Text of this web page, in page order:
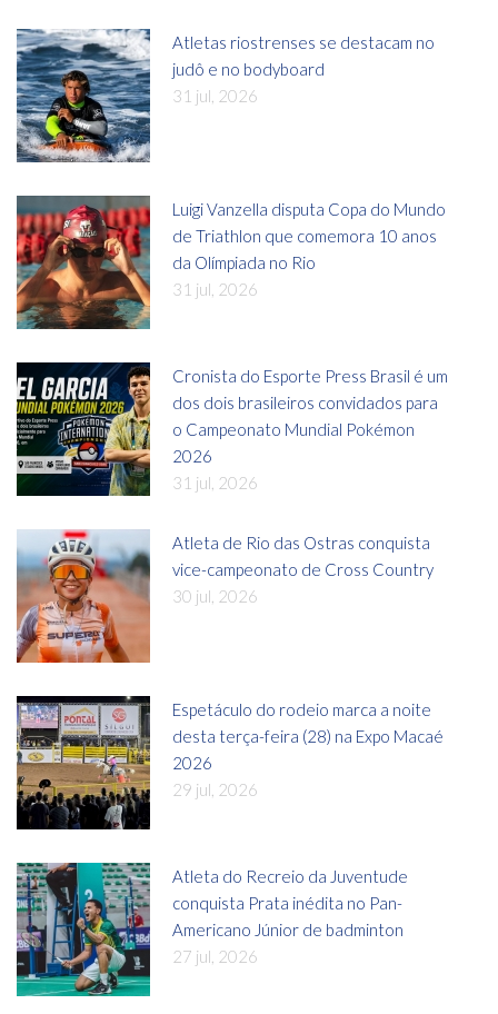
Atletas riostrenses se destacam no
judô e no bodyboard
31 jul, 2026
Luigi Vanzella disputa Copa do Mundo
de Triathlon que comemora 10 anos
da Olímpiada no Rio
31 jul, 2026
Cronista do Esporte Press Brasil é um
dos dois brasileiros convidados para
o Campeonato Mundial Pokémon
2026
31 jul, 2026
Atleta de Rio das Ostras conquista
vice-campeonato de Cross Country
30 jul, 2026
Espetáculo do rodeio marca a noite
desta terça-feira (28) na Expo Macaé
2026
29 jul, 2026
Atleta do Recreio da Juventude
conquista Prata inédita no Pan-
Americano Júnior de badminton
27 jul, 2026